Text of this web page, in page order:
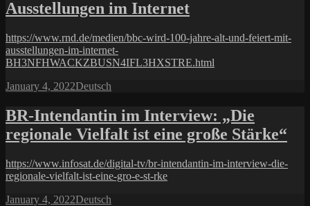
Ausstellungen im Internet
https://www.rnd.de/medien/bbc-wird-100-jahre-alt-und-feiert-mit-
ausstellungen-im-internet-
BH3NFHWACKZBUSN4IFL3HXSTRE.html
Posted
January 4, 2022Categories
Deutsch
BR-Intendantin im Interview: „Die
regionale Vielfalt ist eine große Stärke“
https://www.infosat.de/digital-tv/br-intendantin-im-interview-die-
regionale-vielfalt-ist-eine-gro-e-st-rke
Posted
January 4, 2022Categories
Deutsch